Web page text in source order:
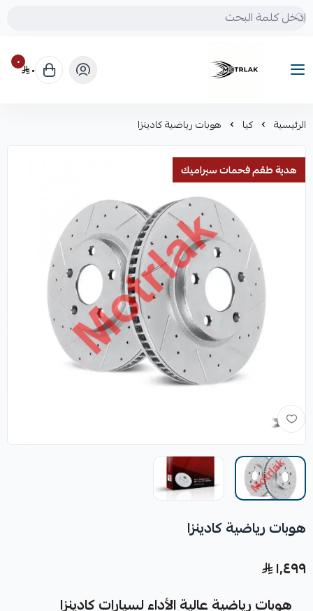
Motrlak
٠ ٠
الرئيسية كيا هوبات رياضية كادينزا
هدية طقم فحمات سيراميك
هوبات رياضية كادينزا
١٬٤٩٩
هوبات رياضية عالية الأداء لسيارات كادينزا